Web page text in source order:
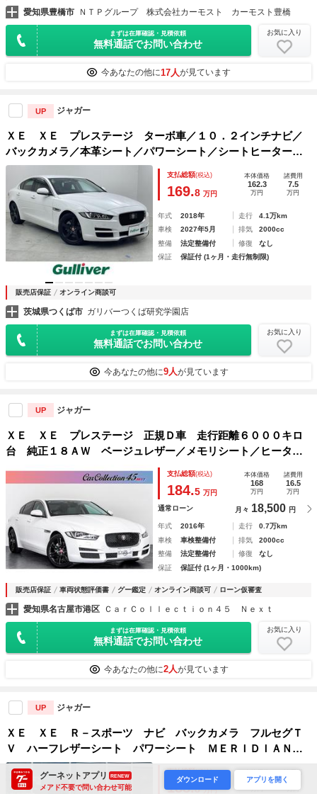
愛知県豊橋市 ＮＴＰグループ 株式会社カーモスト カーモスト豊橋
まずは在庫確認・見積依頼
無料通話でお問い合わせ
お気に入り
今あなたの他に17人が見ています
UP ジャガー
ＸＥ ＸＥ プレステージ ターボ車／１０．２インチナビ／
バックカメラ／本革シート／パワーシート／シートヒーター／
フルオートエアコン／アダプティブクルーズコントロール／ブ
レーキアシスト／エアバック／クリアランスソナー
支払総額(税込)
169.8 万円
本体価格
162.3
万円
諸費用
7.5
万円
年式 2018年 走行
4.1万km
車検
2027年5月 排気
2000cc
整備
法定整備付 修復
なし
保証
保証付 (1ヶ月・走行無制限)
販売店保証 オンライン商談可
茨城県つくば市 ガリバーつくば研究学園店
まずは在庫確認・見積依頼
無料通話でお問い合わせ
お気に入り
今あなたの他に9人が見ています
UP ジャガー
ＸＥ ＸＥ プレステージ 正規Ｄ車 走行距離６０００キロ
台 純正１８ＡＷ ベージュレザー／メモリシート／ヒータ
ー メリディアンサウンド パワートランク パドルシフト
アダプティブクルーズ レーンキープ 純正ナビ／バックカメ
支払総額(税込)
184.5 万円
本体価格
168
万円
諸費用
16.5
万円
通常ローン 月々 18,500 円
年式 2016年 走行
0.7万km
車検
車検整備付 排気
2000cc
整備
法定整備付 修復
なし
保証
保証付 (1ヶ月・1000km)
販売店保証 車両状態評価書 グー鑑定 オンライン商談可 ローン仮審査
愛知県名古屋市港区 ＣａｒＣｏｌｌｅｃｔｉｏｎ４５ Ｎｅｘｔ
まずは在庫確認・見積依頼
無料通話でお問い合わせ
お気に入り
今あなたの他に2人が見ています
UP ジャガー
ＸＥ ＸＥ Ｒ－スポーツ ナビ バックカメラ フルセグＴ
Ｖ ハーフレザーシート パワーシート ＭＥＲＩＤＩＡＮサ
ウンド ＡＣＣ レーンキープ 前後コーナーセンサー バイ
キセノン スマートキー 純正オプション１９インチＡＷ
支払総額(税込)
188.8万円
本体価格
177.1
万円
諸費用
11.7
万円
グーネットアプリ RENEW
メアド不要で問い合わせ可能
ダウンロード アプリを開く